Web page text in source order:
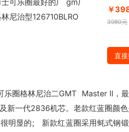
￥
3980元
直
乐圈格林尼治二GMT Master ll，
新一代2836机芯。老款红蓝圈颜
明显的; 新款红蓝圈采用蚝式钢